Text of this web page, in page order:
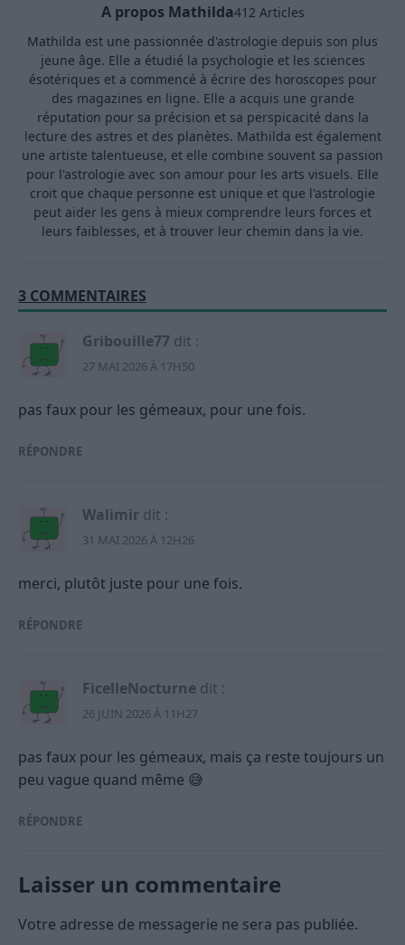
A propos Mathilda412 Articles
Mathilda est une passionnée d'astrologie depuis son plus
jeune âge. Elle a étudié la psychologie et les sciences
ésotériques et a commencé à écrire des horoscopes pour
des magazines en ligne. Elle a acquis une grande
réputation pour sa précision et sa perspicacité dans la
lecture des astres et des planètes. Mathilda est également
une artiste talentueuse, et elle combine souvent sa passion
pour l'astrologie avec son amour pour les arts visuels. Elle
croit que chaque personne est unique et que l'astrologie
peut aider les gens à mieux comprendre leurs forces et
leurs faiblesses, et à trouver leur chemin dans la vie.
3 COMMENTAIRES
Gribouille77 dit :
27 MAI 2026 À 17H50
pas faux pour les gémeaux, pour une fois.
RÉPONDRE
Walimir dit :
31 MAI 2026 À 12H26
merci, plutôt juste pour une fois.
RÉPONDRE
FicelleNocturne dit :
26 JUIN 2026 À 11H27
pas faux pour les gémeaux, mais ça reste toujours un
peu vague quand même 😅
RÉPONDRE
Laisser un commentaire
Votre adresse de messagerie ne sera pas publiée.